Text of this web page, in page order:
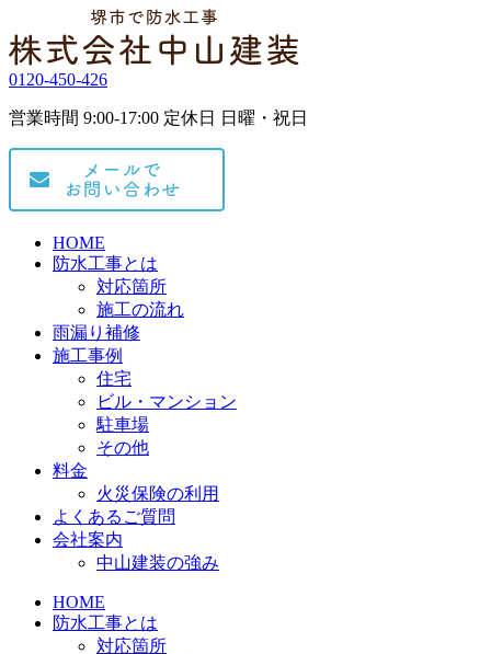
0120-450-426
営業時間 9:00-17:00 定休日 日曜・祝日
HOME
防水工事とは
対応箇所
施工の流れ
雨漏り補修
施工事例
住宅
ビル・マンション
駐車場
その他
料金
火災保険の利用
よくあるご質問
会社案内
中山建装の強み
HOME
防水工事とは
対応箇所